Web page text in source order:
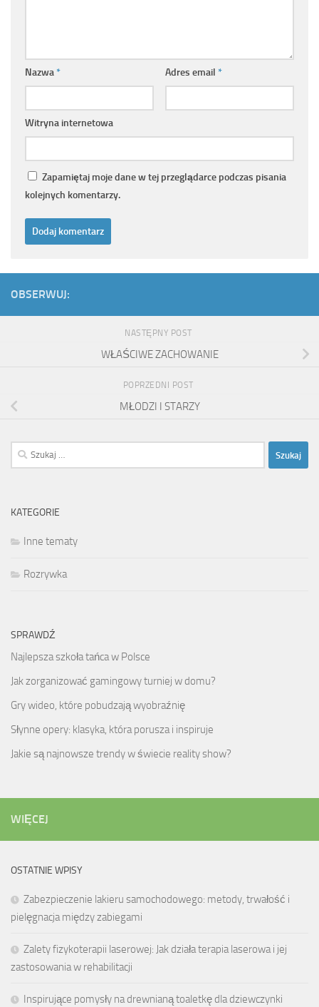
Nazwa* Adres email *
Witryna internetowa
Zapamiętaj moje dane w tej przeglądarce podczas pisania
kolejnych komentarzy.
OBSERWUJ:
NASTĘPNY POST
WŁAŚCIWE ZACHOWANIE
POPRZEDNI POST
MŁODZI I STARZY
Szukaj:
KATEGORIE
Inne tematy
Rozrywka
SPRAWDŹ
Najlepsza szkoła tańca w Polsce
Jak zorganizować gamingowy turniej w domu?
Gry wideo, które pobudzają wyobraźnię
Słynne opery: klasyka, która porusza i inspiruje
Jakie są najnowsze trendy w świecie reality show?
WIĘCEJ
OSTATNIE WPISY
Zabezpieczenie lakieru samochodowego: metody, trwałość i
pielęgnacja między zabiegami
Zalety fizykoterapii laserowej: Jak działa terapia laserowa i jej
zastosowania w rehabilitacji
Inspirujące pomysły na drewnianą toaletkę dla dziewczynki